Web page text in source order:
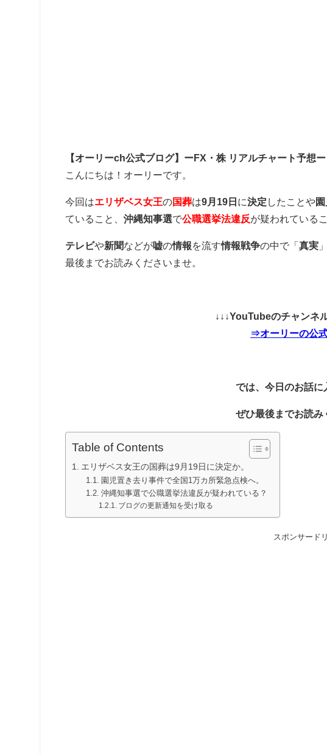
【オーリーch公式ブログ】ーFX・株 リアルチャート予想ー
こんにちは！オーリーです。
今回はエリザベス女王の国葬は9月19日 に決定 したことや
ていること、沖縄知事選で公職選挙法違反が疑われている
テレビや新聞などが嘘の情報を流す情報戦争の中で「真実
最後までお読みくださいませ。
↓↓↓YouTubeのチャンネ
⇒オーリーの公
では、今日のお話に
ぜひ最後までお読み
Table of Contents
エリザベス女王の国葬は9月19日に決定か。
園児置き去り事件で全国1万カ所緊急点検へ。
沖縄知事選で公職選挙法違反が疑われている？
ブログの更新通知を受け取る
スポンサード